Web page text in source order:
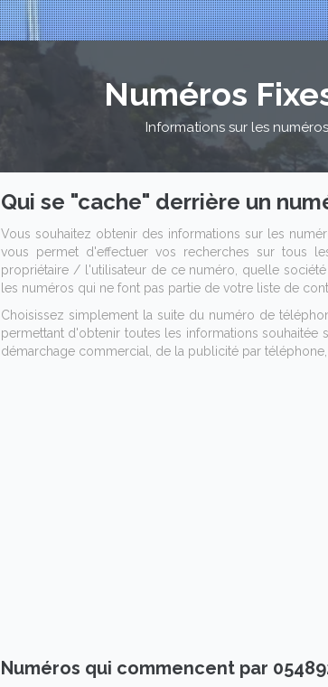
Numéros
Informations sur les
Qui se "cache" derrière un
Vous souhaitez obtenir des informations sur les
vous permet d'effectuer vos recherches sur tous
propriétaire / l'utilisateur de ce numéro, quelle
les numéros qui ne font pas partie de votre liste de
Choisissez simplement la suite du numéro de
permettant d'obtenir toutes les informations
démarchage commercial, de la publicité par téléphone,
Numéros qui commencent par